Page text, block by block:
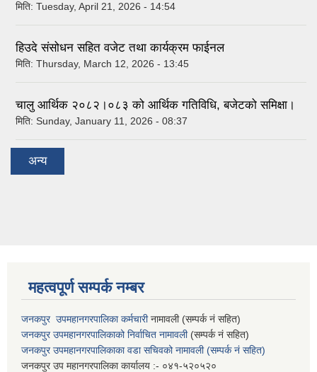
मिति: Tuesday, April 21, 2026 - 14:54
हिउदे संसोधन सहित वजेट तथा कार्यक्रम फाईनल
मिति: Thursday, March 12, 2026 - 13:45
चालु आर्थिक २०८२।०८३ को आर्थिक गतिविधि, बजेटको समिक्षा।
मिति: Sunday, January 11, 2026 - 08:37
अन्य
महत्वपूर्ण सम्पर्क नम्बर
जनकपुर उपमहानगरपालिका कर्मचारीनामावली (सम्पर्क नं सहित)
जनकपुर उपमहानगरपालिकाको निर्वाचित नामावली (सम्पर्क नं सहित)
जनकपुर उपमहानगरपालिकाका वडा सचिवको नामावली (सम्पर्क नं सहित)
जनकपुर उप महानगरपालिका कार्यालय :- ०४१-५२०५२०